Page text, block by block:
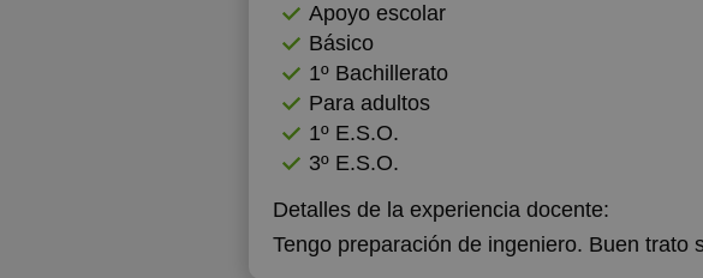
Apoyo escolar
Básico
1º Bachillerato
Para adultos
1º E.S.O.
3º E.S.O.
Detalles de la experiencia docente:
Tengo preparación de ingeniero. Buen